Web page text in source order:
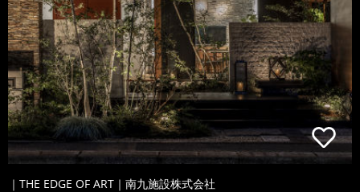
｜THE EDGE OF ART｜南九施設株式会社